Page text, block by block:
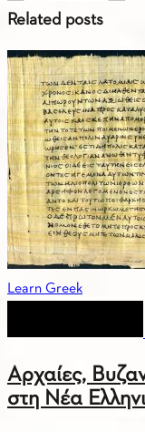
Related posts
Learn Greek
Αρχαίες,
στη Νέα